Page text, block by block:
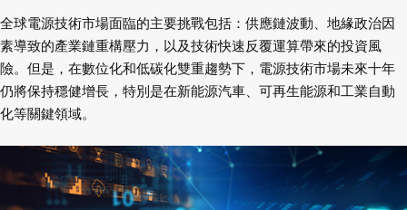
全球電源技術市場面臨的主要挑戰包括：供應鏈波動、地緣政治因
素導致的產業鏈重構壓力，以及技術快速反覆運算帶來的投資風
險。但是，在數位化和低碳化雙重趨勢下，電源技術市場未來十年
仍將保持穩健增長，特別是在新能源汽車、可再生能源和工業自動
化等關鍵領域。